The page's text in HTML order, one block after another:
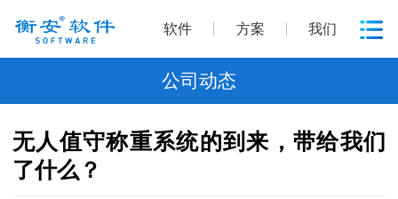
软件 方案 我们
公司动态
无人值守称重系统的到来，带给我们
了什么？